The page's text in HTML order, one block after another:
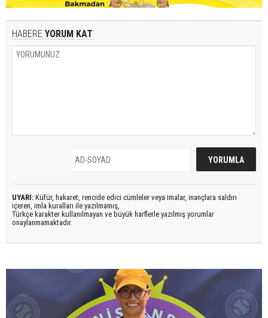
HABERE YORUM KAT
UYARI: Küfür, hakaret, rencide edici cümleler veya imalar, inançlara saldırı
içeren, imla kuralları ile yazılmamış,
Türkçe karakter kullanılmayan ve büyük harflerle yazılmış yorumlar
onaylanmamaktadır.